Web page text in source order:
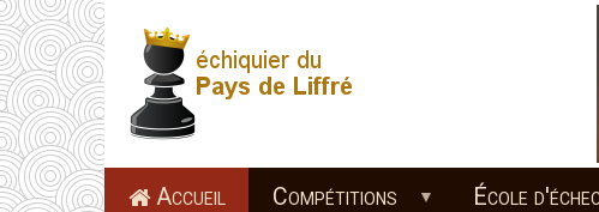
Aller
au
contenu
principal
Accueil Compétitions École